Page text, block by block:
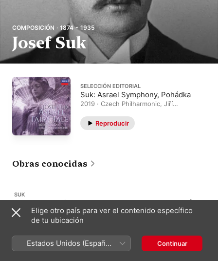
COMPOSICIÓN · 1874 - 1935
Josef Suk
SELECCIÓN EDITORIAL
Suk: Asrael Symphony, Pohádka
2019 · Czech Philharmonic, Jiří
Reproducir
Obras conocidas
SUK
Serenata en mi mayor
Op. 6
54
Elige otro país para ver el contenido específico
de tu ubicación
Estados Unidos (Español
México)
Continuar